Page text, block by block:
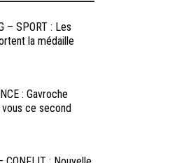
– SPORT : Les
la médaille
: Gavroche
ce second